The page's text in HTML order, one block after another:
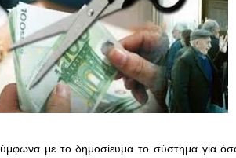
με το δημοσίευμα το σύστημα για